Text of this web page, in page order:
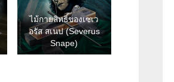
ไม้กายสิทธิ์ของเซเว
อรัส สเนป (Severus
Snape)